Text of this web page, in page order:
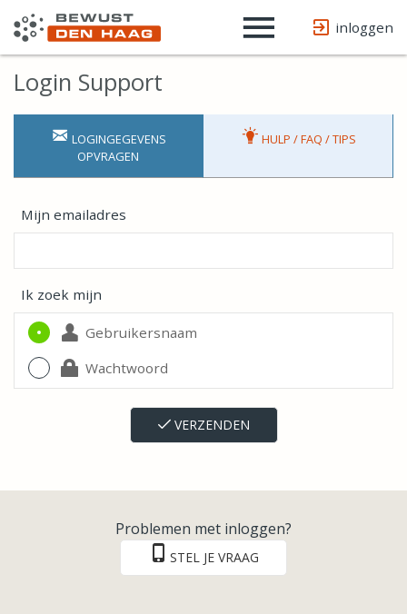
inloggen
Login Support
LOGINGEGEVENS
OPVRAGEN
HULP / FAQ / TIPS
Mijn emailadres
Ik zoek mijn
Gebruikersnaam
Wachtwoord
url
VERZENDEN
Problemen met inloggen?
STEL JE VRAAG